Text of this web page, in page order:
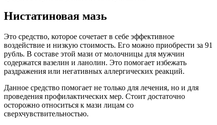
Нистатиновая мазь
Это средство, которое сочетает в себе эффективное
воздействие и низкую стоимость. Его можно приобрести за 91
рубль. В составе этой мази от молочницы для мужчин
содержатся вазелин и ланолин. Это помогает избежать
раздражения или негативных аллергических реакций.
Данное средство помогает не только для лечения, но и для
проведения профилактических мер. Стоит достаточно
осторожно относиться к мази лицам со
сверхчувствительностью.